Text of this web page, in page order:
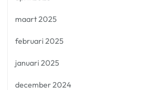
maart 2025
februari 2025
januari 2025
december 2024